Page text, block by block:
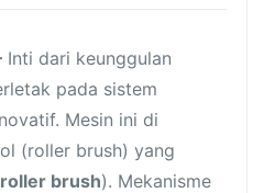
Inti dari keunggulan
pada sistem
Mesin ini di
(roller brush) yang
brush). Mekanisme